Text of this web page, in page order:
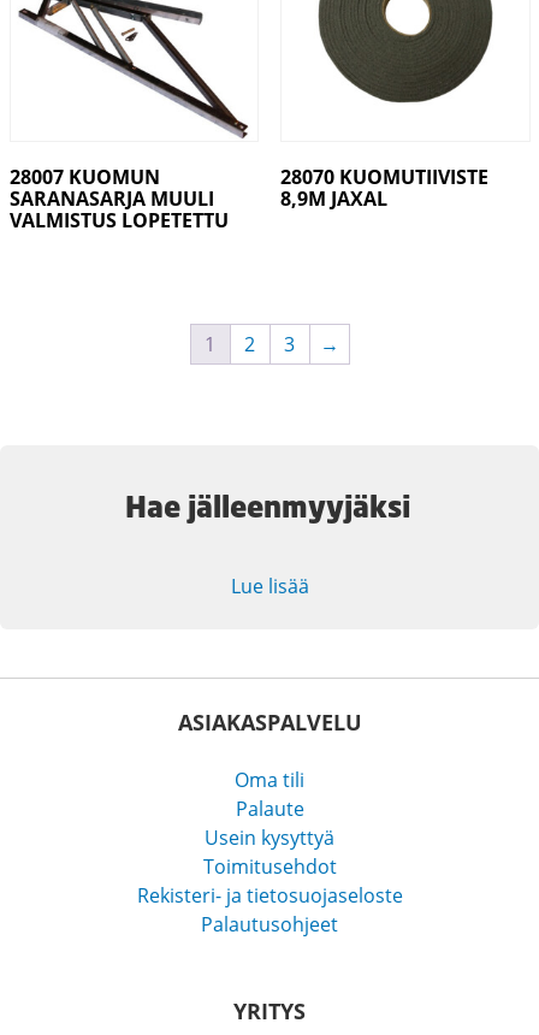
28007 KUOMUN
SARANASARJA MUULI
VALMISTUS LOPETETTU
28070 KUOMUTIIVISTE
8,9M JAXAL
1 2 3 →
Hae jälleenmyyjäksi
Lue lisää
ASIAKASPALVELU
Oma tili
Palaute
Usein kysyttyä
Toimitusehdot
Rekisteri- ja tietosuojaseloste
Palautusohjeet
YRITYS